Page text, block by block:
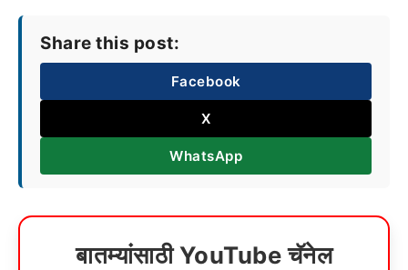
Share this post:
Facebook
X
WhatsApp
बातम्यांसाठी YouTube चॅनेल